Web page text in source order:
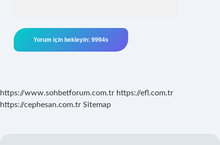
https://www.sohbetforum.com.tr https://efl.com.tr
https://cephesan.com.tr Sitemap